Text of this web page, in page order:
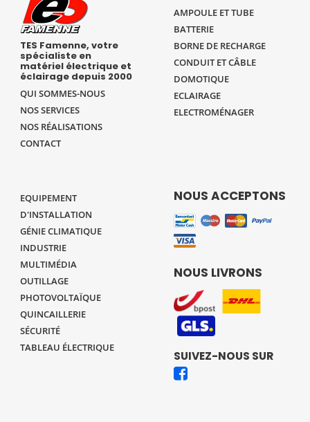
TES Famenne, votre
spécialiste en
matériel électrique et
éclairage depuis 2000
QUI SOMMES-NOUS
NOS SERVICES
NOS RÉALISATIONS
CONTACT
AMPOULE ET TUBE
BATTERIE
BORNE DE RECHARGE
CONDUIT ET CÂBLE
DOMOTIQUE
ECLAIRAGE
ELECTROMÉNAGER
EQUIPEMENT
D'INSTALLATION
GÉNIE CLIMATIQUE
INDUSTRIE
MULTIMÉDIA
OUTILLAGE
PHOTOVOLTAÏQUE
QUINCAILLERIE
SÉCURITÉ
TABLEAU ÉLECTRIQUE
NOUS ACCEPTONS
NOUS LIVRONS
SUIVEZ-NOUS SUR